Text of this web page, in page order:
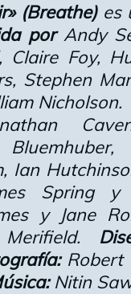
(Breathe)es
porAndy
Claire Foy,
Stephen
Nicholson.
Ian
Spring
y Jane
Robert
Nitin